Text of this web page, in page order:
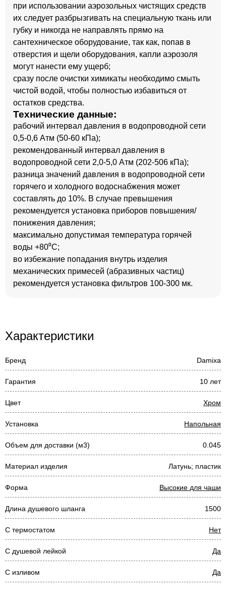
при использовании аэрозольных чистящих средств
их следует разбрызгивать на специальную ткань или
губку и никогда не направлять прямо на
сантехническое оборудование, так как, попав в
отверстия и щели оборудования, капли аэрозоля
могут нанести ему ущерб;
сразу после очистки химикаты необходимо смыть
чистой водой, чтобы полностью избавиться от
остатков средства.
Технические данные:
рабочий интервал давления в водопроводной сети
0,5-0,6 Атм (50-60 кПа);
рекомендованный интервал давления в
водопроводной сети 2,0-5,0 Атм (202-506 кПа);
разница значений давления в водопроводной сети
горячего и холодного водоснабжения может
составлять до 10%. В случае превышения
рекомендуется установка приборов повышения/
понижения давления;
максимально допустимая температура горячей
воды +80⁰С;
во избежание попадания внутрь изделия
механических примесей (абразивных частиц)
рекомендуется установка фильтров 100-300 мк.
Характеристики
Бренд Damixa
Гарантия 10 лет
Цвет Хром
Установка Напольная
Объем для доставки (м3) 0.045
Материал изделия Латунь; пластик
Форма Высокие для чаши
Длина душевого шланга 1500
С термостатом Нет
С душевой лейкой Да
С изливом Да